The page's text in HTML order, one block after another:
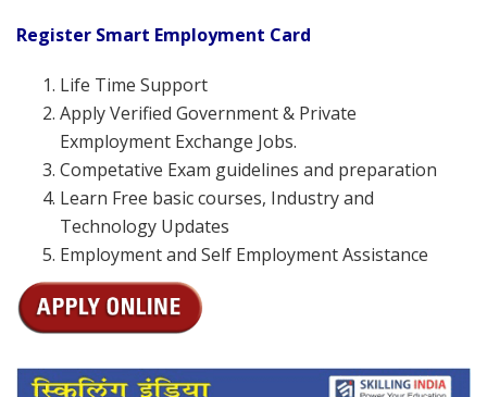
Register Smart Employment Card
Life Time Support
Apply Verified Government & Private
Exmployment Exchange Jobs.
Competative Exam guidelines and preparation
Learn Free basic courses, Industry and
Technology Updates
Employment and Self Employment Assistance